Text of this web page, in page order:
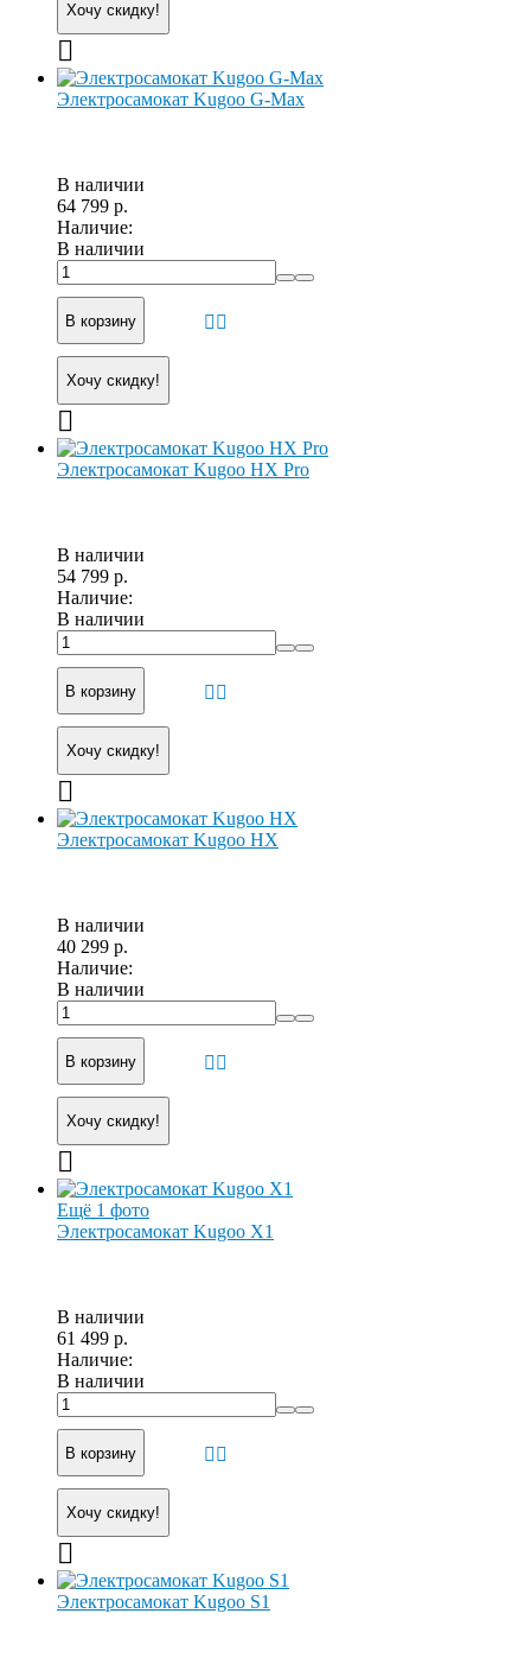
Хочу скидку!
Электросамокат Kugoo G-Max
В наличии
64 799 р.
Наличие:
В наличии
В корзину
Хочу скидку!
Электросамокат Kugoo HX Pro
В наличии
54 799 р.
Наличие:
В наличии
В корзину
Хочу скидку!
Электросамокат Kugoo HX
В наличии
40 299 р.
Наличие:
В наличии
В корзину
Хочу скидку!
Ещё 1 фото
Электросамокат Kugoo X1
В наличии
61 499 р.
Наличие:
В наличии
В корзину
Хочу скидку!
Электросамокат Kugoo S1